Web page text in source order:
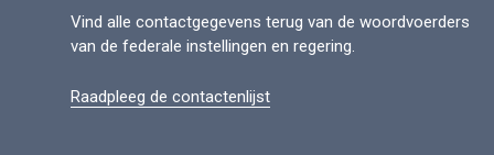
Vind alle contactgegevens terug van de woordvoerders
van de federale instellingen en regering.
Raadpleeg de contactenlijst